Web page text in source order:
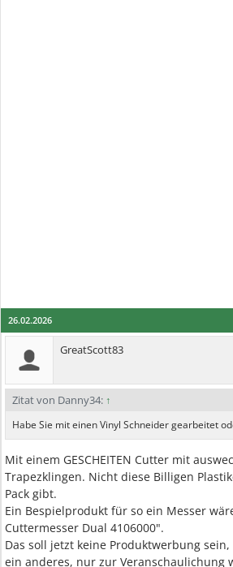
26.02.2026
GreatScott83
Zitat von Danny34: ↑
Habe Sie mit einen Vinyl Schneider gearbeitet
Mit einem GESCHEITEN Cutter mit
Trapezklingen. Nicht diese Billigen
Pack gibt.
Ein Bespielprodukt für so ein Messer
Cuttermesser Dual 4106000".
Das soll jetzt keine Produktwerbung
ein anderes, nur zur Veranschaulichung